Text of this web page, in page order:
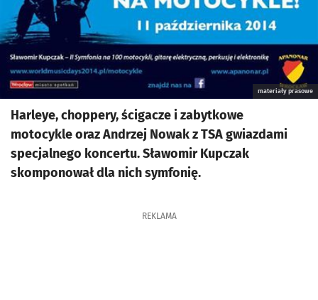
materiały prasowe
Harleye, choppery, ścigacze i zabytkowe
motocykle oraz Andrzej Nowak z TSA gwiazdami
specjalnego koncertu. Sławomir Kupczak
skomponował dla nich symfonię.
REKLAMA